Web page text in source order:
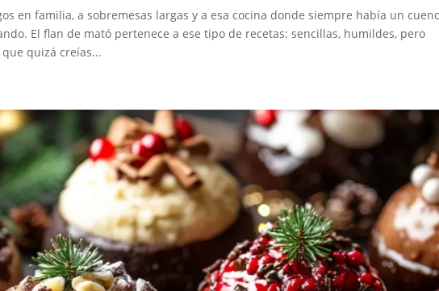
en familia, a sobremesas largas y a esa cocina donde siempre había un
El flan de mató pertenece a ese tipo de recetas: sencillas, humildes, pero
quizá creías...